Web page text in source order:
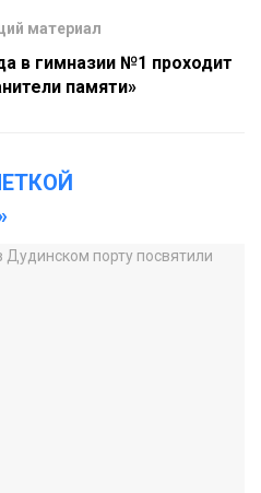
материал
в гимназии №1 проходит
памяти»